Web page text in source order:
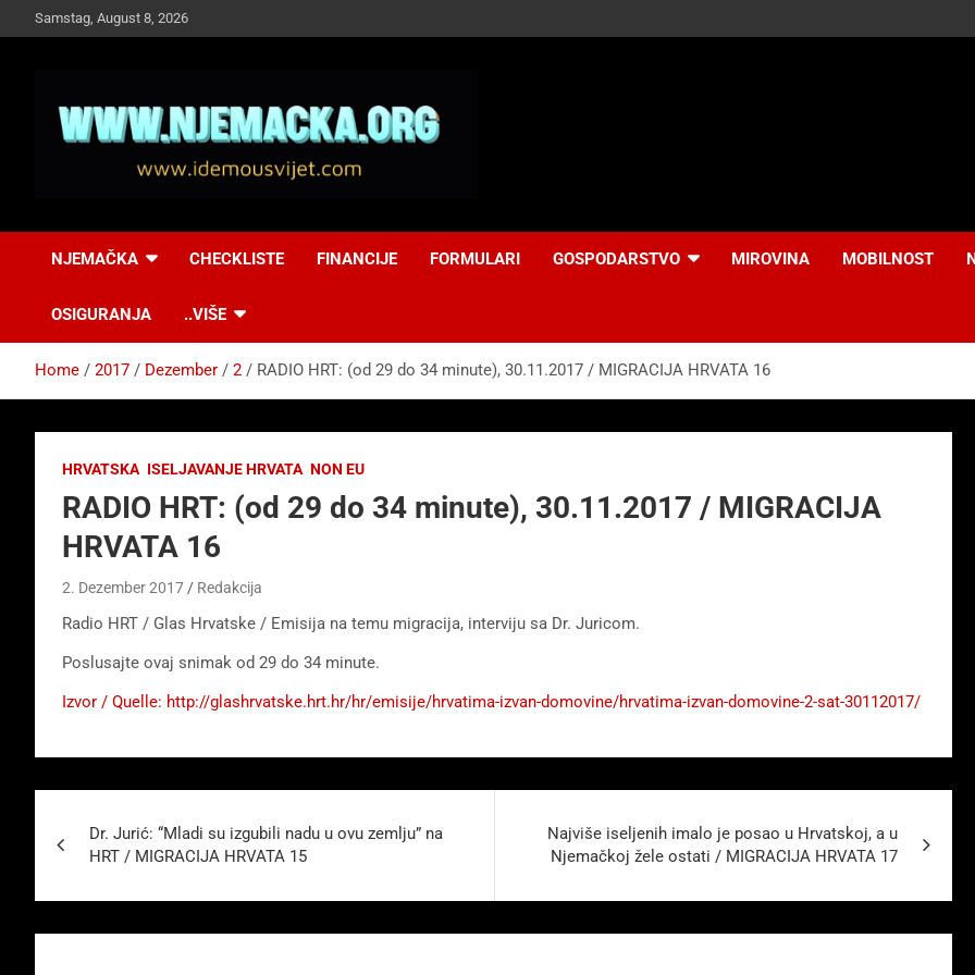
to
Samstag, August 8, 2026
Idemo u Svijet-
NJEMAČKA CHECKLISTE FINANCIJE FORMULARI GOSPODARSTVO MIROVINA MOBILNOST
OSIGURANJA ..VIŠE
Home 2017 Dezember 2 RADIO HRT: (od 29 do 34 minute), 30.11.2017 / MIGRACIJA HRVATA 16
HRVATSKA ISELJAVANJE HRVATA NON EU
RADIO HRT: (od 29 do 34 minute), 30.11.2017 / MIGRACIJA
HRVATA 16
2. Dezember 2017 Redakcija
Radio HRT / Glas Hrvatske / Emisija na temu migracija, interviju sa Dr. Juricom.
Poslusajte ovaj snimak od 29 do 34 minute.
Izvor / Quelle: http://glashrvatske.hrt.hr/hr/emisije/hrvatima-izvan-domovine/hrvatima-izvan-domovine-2-sat-30112017/
Dr. Jurić: “Mladi su izgubili nadu u ovu zemlju” na
HRT / MIGRACIJA HRVATA 15
Najviše iseljenih imalo je posao u Hrvatskoj, a u
Njemačkoj žele ostati / MIGRACIJA HRVATA 17